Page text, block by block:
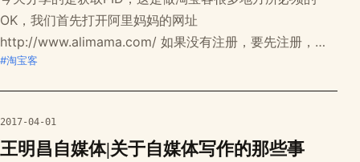
OK，我们首先打开阿里妈妈的网址
http://www.alimama.com/ 如果没有注册，要先注册，注
册很简单这里就不讲啦 我们先登陆阿里妈妈，在这里可以
淘宝联盟 进入后是这样的界面 接下来进入联
#淘宝客
2017-04-01
王明昌自媒体|关于自媒体写作的那些事